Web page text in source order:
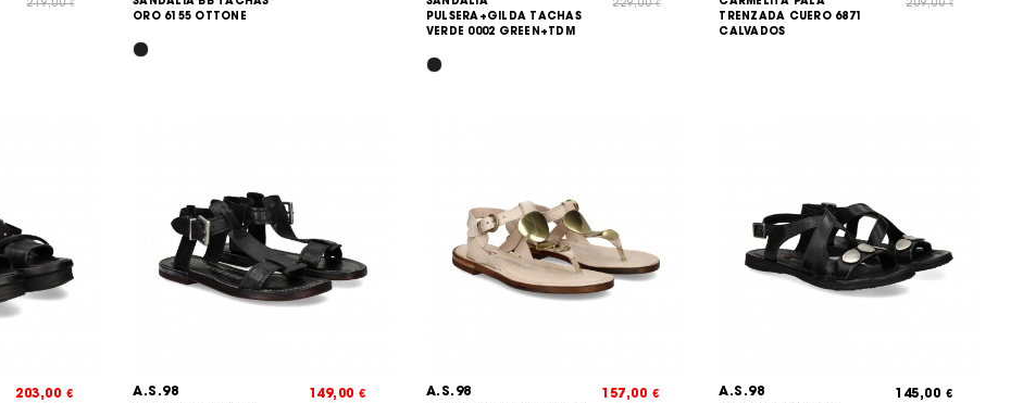
219,00€
ORO 6155 OTTONE
PULSERA+GILDA TACHAS
VERDE 0002 GREEN+TDM
229,00€
TRENZADA CUERO 6871
CALVADOS
209,00€
203,00 €
A.S.98 149,00€
A.S.98 157,00 €
A.S.98 145,00 €